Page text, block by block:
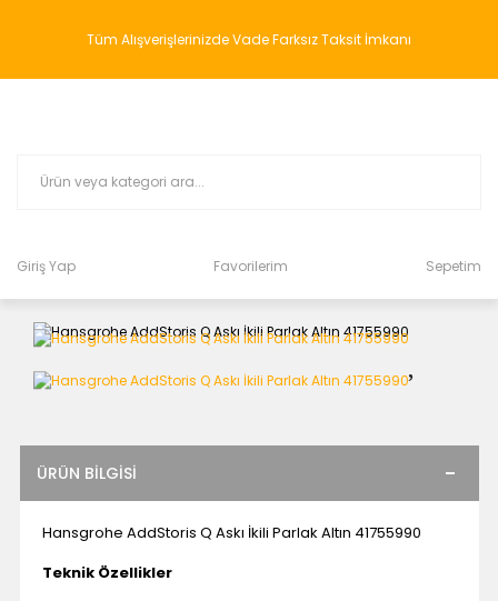
Tüm Alışverişlerinizde Vade Farksız Taksit İmkanı
Giriş Yap Favorilerim Sepetim
ÜRÜN BILGISI
Hansgrohe AddStoris Q Askı İkili Parlak Altın 41755990
Teknik Özellikler